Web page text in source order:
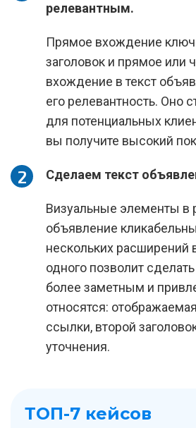
релевантным.
Прямое вхождение
заголовок и прямое или
вхождение в текст
его релевантность. Оно
для потенциальных
вы получите высокий
Сделаем текст
Визуальные элементы в
объявление
нескольких расширений
одного позволит
более заметным и
относятся:
ссылки, второй
уточнения.
ТОП-7 кейсов